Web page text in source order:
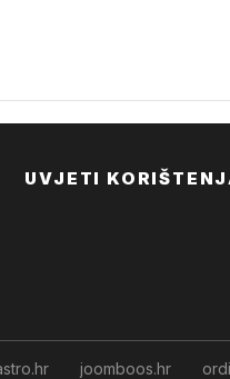
UVJETI
joomboos.hr